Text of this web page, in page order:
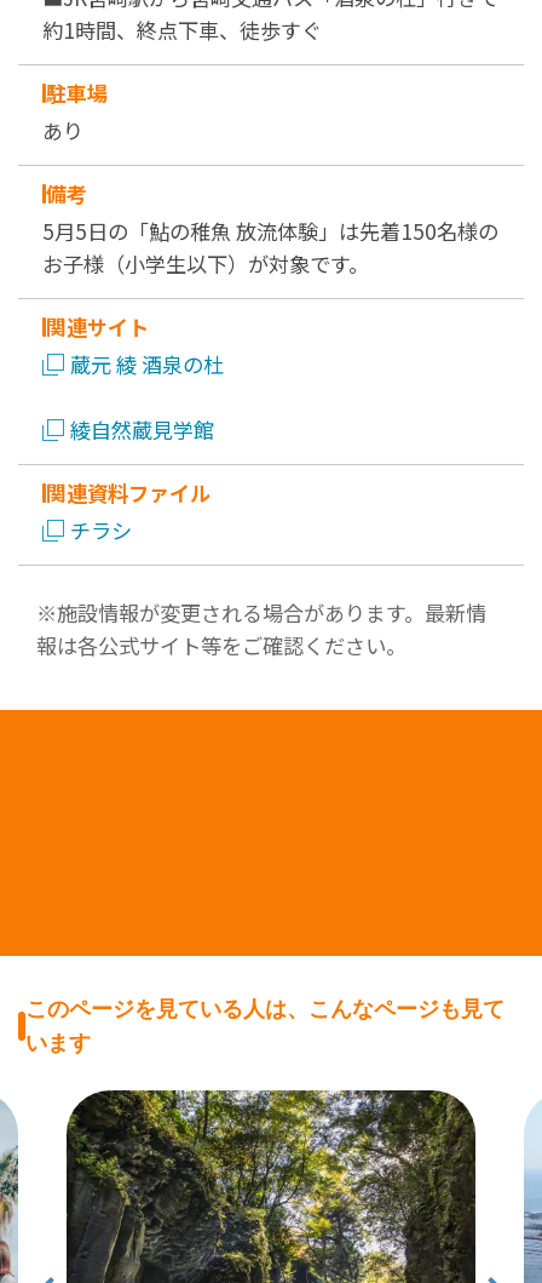
約1時間、終点下車、徒歩すぐ
駐車場
あり
備考
5月5日の「鮎の稚魚 放流体験」は先着150名様の
お子様（小学生以下）が対象です。
関連サイト
蔵元 綾 酒泉の杜
綾自然蔵見学館
関連資料ファイル
チラシ
※施設情報が変更される場合があります。最新情
報は各公式サイト等をご確認ください。
このページを見ている人は、こんなページも見て
います